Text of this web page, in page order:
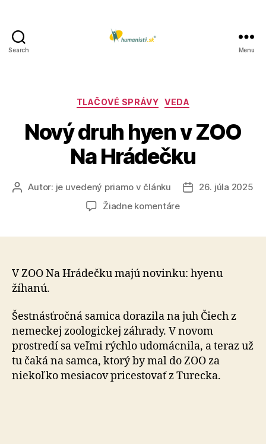
Search Menu
Kategórie
TLAČOVÉ SPRÁVY VEDA
Nový druh hyen v ZOO
Na Hrádečku
AutorAutor: je uvedený priamo v článku
Dátum
26. júla 2025
Žiadne komentárena
ZOO
V ZOO Na Hrádečku majú novinku: hyenu
žíhanú.
Šestnásťročná samica dorazila na juh Čiech z
nemeckej zoologickej záhrady. V novom
prostredí sa veľmi rýchlo udomácnila, a teraz už
tu čaká na samca, ktorý by mal do ZOO za
niekoľko mesiacov pricestovať z Turecka.